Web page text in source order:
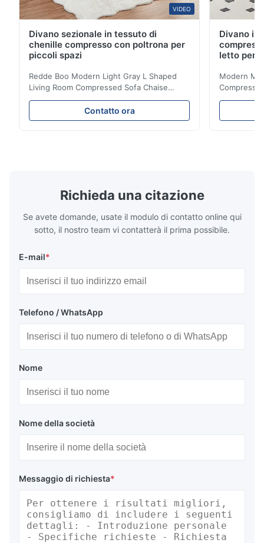
VIDEO
Divano sezionale in tessuto di
chenille compresso con poltrona per
piccoli spazi
Redde Boo Modern Light Gray L Shaped
Living Room Compressed Sofa Chaise
Lounge Product Overview High resilience
soft sectional sofa designed for small
spaces, featuring a contemporary light gray
Contatto ora
Divano in
letto per
Modern
Room
Richieda una citazione
Se avete domande, usate il modulo di contatto online qui
sotto, il nostro team vi contatterà il prima possibile.
E-mail*
Telefono / WhatsApp
Nome
Nome della società
Messaggio di richiesta*